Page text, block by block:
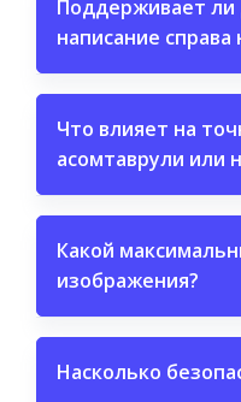
Поддерживает ли
написание справа
Что влияет на
асомтаврули или
Какой
изображения?
Насколько